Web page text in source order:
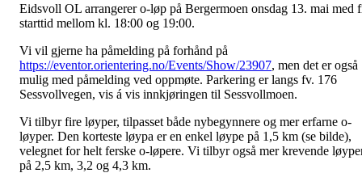
Eidsvoll OL arrangerer o-løp på Bergermoen onsdag 13. mai med
starttid mellom kl. 18:00 og 19:00.
Vi vil gjerne ha påmelding på forhånd på
https://eventor.orientering.no/Events/Show/23907, men det er også
mulig med påmelding ved oppmøte. Parkering er langs fv. 176
Sessvollvegen, vis á vis innkjøringen til Sessvollmoen.
Vi tilbyr fire løyper, tilpasset både nybegynnere og mer erfarne o-
løyper. Den korteste løypa er en enkel løype på 1,5 km (se bilde),
velegnet for helt ferske o-løpere. Vi tilbyr også mer krevende
på 2,5 km, 3,2 og 4,3 km.